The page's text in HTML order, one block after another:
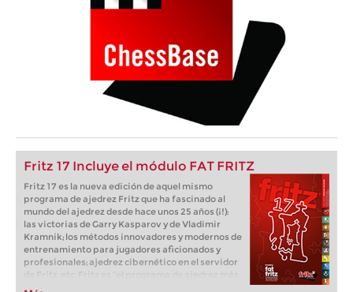
Fritz 17 Incluye el módulo FAT FRITZ
Fritz 17 es la nueva edición de aquel mismo
programa de ajedrez Fritz que ha fascinado al
mundo del ajedrez desde hace unos 25 años (¡!):
las victorias de Garry Kasparov y de Vladimir
Kramnik; los métodos innovadores y modernos de
entrenamiento para jugadores aficionados y
profesionales; ajedrez cibernético en el servidor
popular de Alemania” (Der Spiegel) y ofrece todo